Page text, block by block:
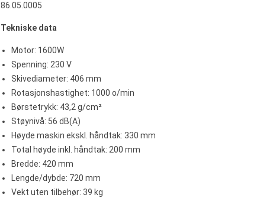
86.05.0005
Tekniske data
Motor: 1600W
Spenning: 230 V
Skivediameter: 406 mm
Rotasjonshastighet: 1000 o/min
Børstetrykk: 43,2 g/cm²
Støynivå: 56 dB(A)
Høyde maskin ekskl. håndtak: 330 mm
Total høyde inkl. håndtak: 200 mm
Bredde: 420 mm
Lengde/dybde: 720 mm
Vekt uten tilbehør: 39 kg